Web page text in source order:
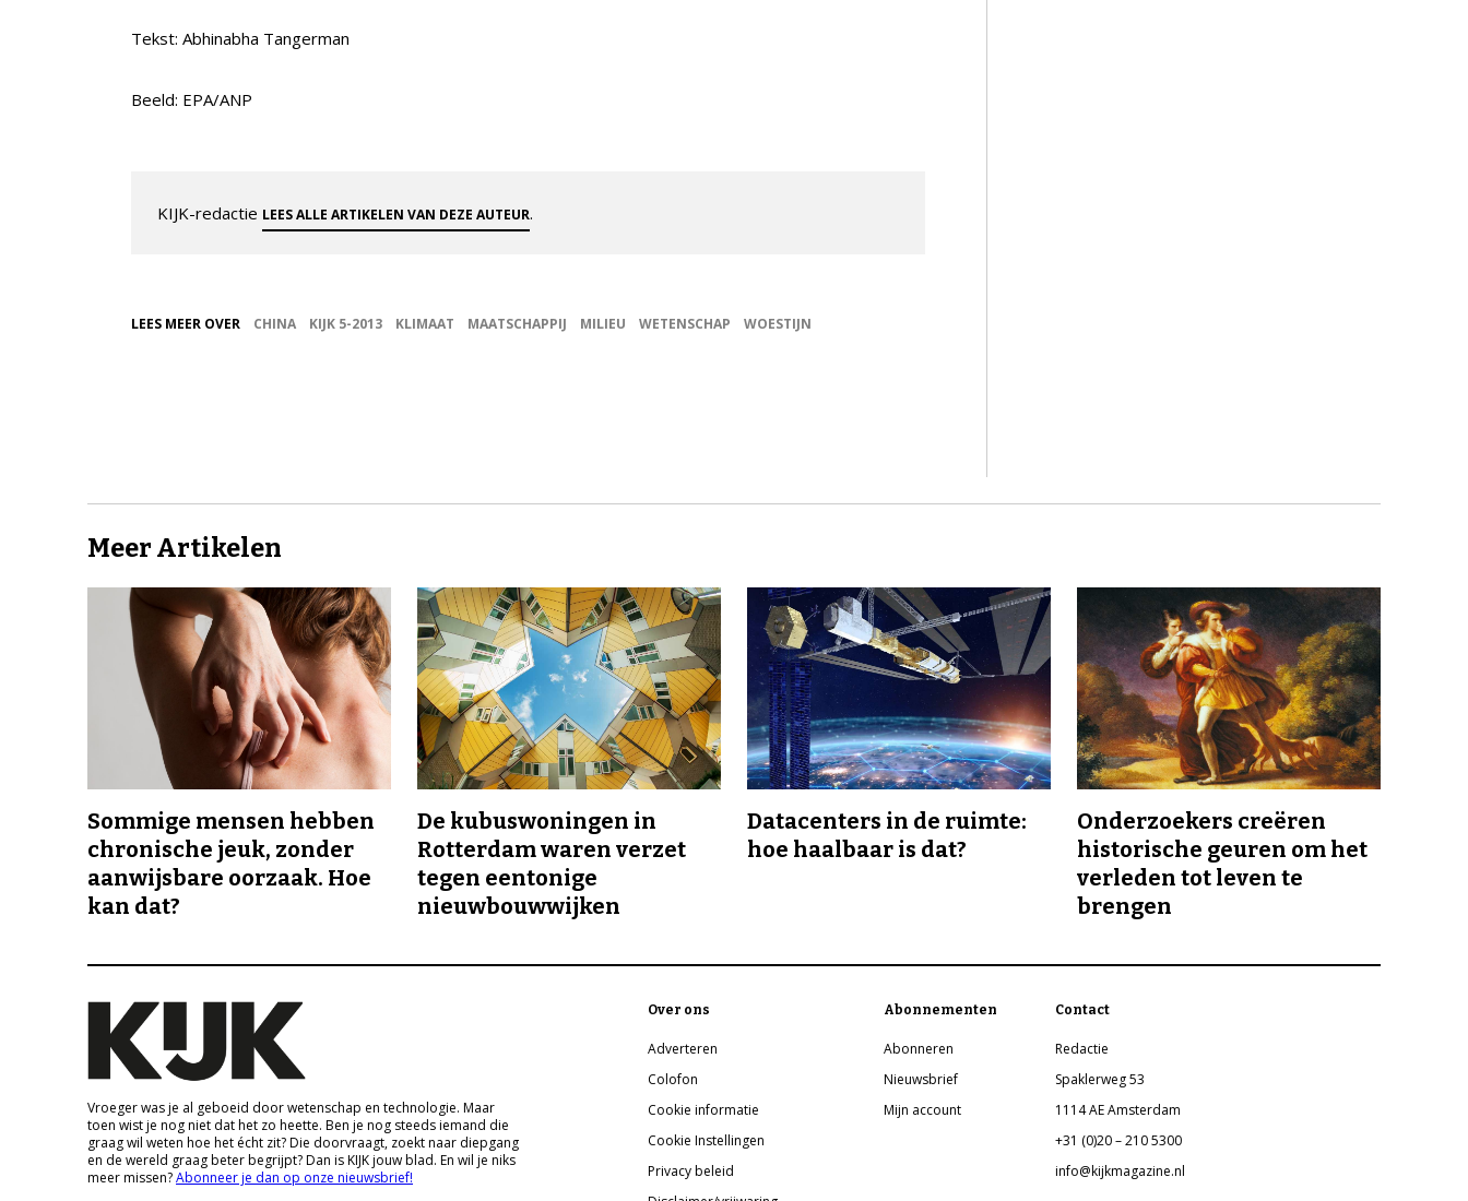
Tekst: Abhinabha Tangerman
Beeld: EPA/ANP
KIJK-redactie LEES ALLE ARTIKELEN VAN DEZE AUTEUR.
LEES MEER OVER CHINA KIJK 5-2013 KLIMAAT MAATSCHAPPIJ MILIEU WETENSCHAP WOESTIJN
Meer Artikelen
Sommige mensen hebben
chronische jeuk, zonder
aanwijsbare oorzaak. Hoe
kan dat?
De kubuswoningen in
Rotterdam waren verzet
tegen eentonige
nieuwbouwwijken
Datacenters in de ruimte:
hoe haalbaar is dat?
Onderzoekers creëren
historische geuren om het
verleden tot leven te
brengen
Vroeger was je al geboeid door wetenschap en technologie. Maar
toen wist je nog niet dat het zo heette. Ben je nog steeds iemand die
graag wil weten hoe het écht zit? Die doorvraagt, zoekt naar diepgang
en de wereld graag beter begrijpt? Dan is KIJK jouw blad. En wil je niks
meer missen?Abonneer je dan op onze nieuwsbrief!
Over ons
Adverteren
Colofon
Cookie informatie
Cookie Instellingen
Privacy beleid
Abonnementen
Abonneren
Nieuwsbrief
Mijn account
Contact
Redactie
Spaklerweg 53
1114 AE Amsterdam
+31 (0)20 – 210 5300
info@kijkmagazine.nl